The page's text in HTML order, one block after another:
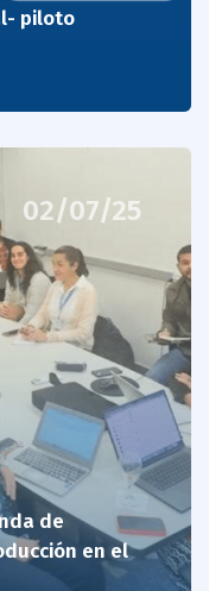
piloto
02/07/25
de
en el